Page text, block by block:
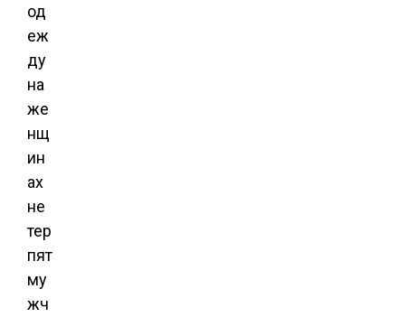
од
еж
ду
на
же
нщ
ин
ах
не
тер
пят
му
жч